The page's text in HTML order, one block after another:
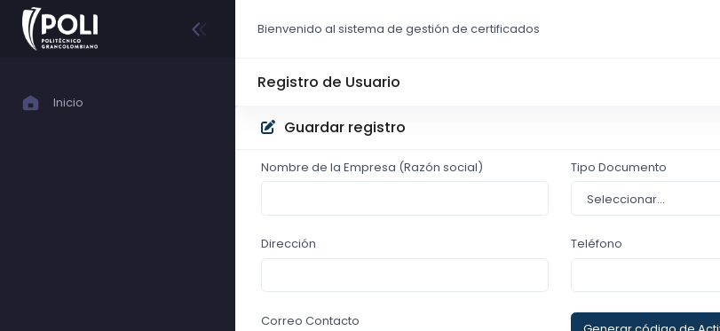
Inicio
Bienvenido al sistema de gestión de certificados
Registro de Usuario
Guardar registro
Nombre de la Empresa (Razón social) Tipo Documento
Dirección Teléfono
Correo Contacto